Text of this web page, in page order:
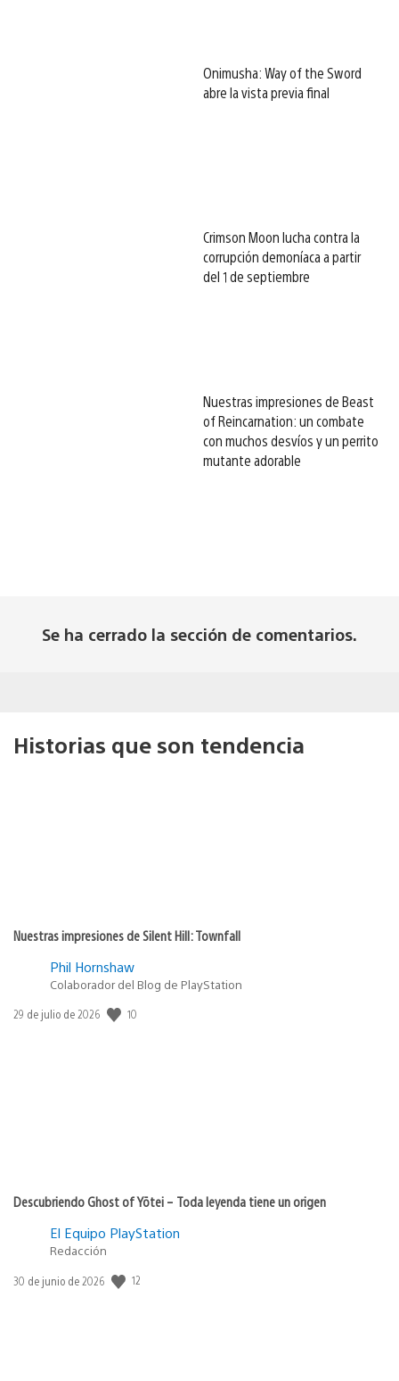
Onimusha: Way of the Sword
abre la vista previa final
Crimson Moon lucha contra la
corrupción demoníaca a partir
del 1 de septiembre
Nuestras impresiones de Beast
of Reincarnation: un combate
con muchos desvíos y un perrito
mutante adorable
Se ha cerrado la sección de comentarios.
Historias que son tendencia
Nuestras impresiones de Silent Hill: Townfall
Phil Hornshaw
Colaborador del Blog de PlayStation
Fecha
29 de julio de 2026 10
Descubriendo Ghost of Yōtei – Toda leyenda tiene un origen
El Equipo PlayStation
Redacción
Fecha
30 de junio de 2026 12